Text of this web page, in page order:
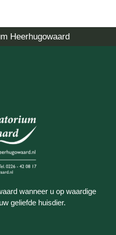
Heerhugowaard
wanneer u op waardige
geliefde huisdier.